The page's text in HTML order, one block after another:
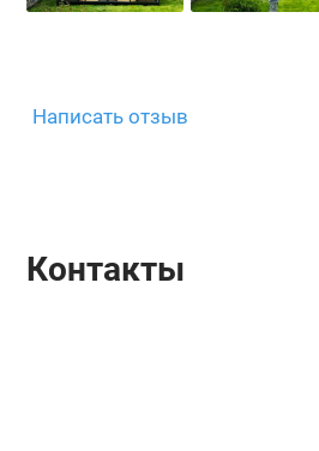
Написать отзыв
Контакты